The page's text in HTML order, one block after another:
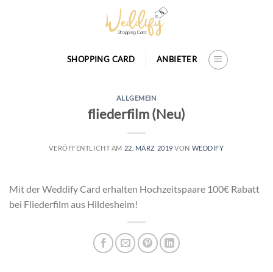
SHOPPING CARD ANBIETER
ALLGEMEIN
fliederfilm (Neu)
VERÖFFENTLICHT AM 22. MÄRZ 2019 VON WEDDIFY
Mit der Weddify Card erhalten Hochzeitspaare 100€ Rabatt
bei Fliederfilm aus Hildesheim!